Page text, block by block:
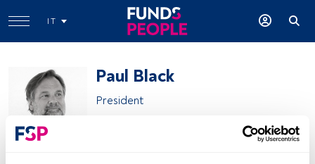
IT
Paul Black
President